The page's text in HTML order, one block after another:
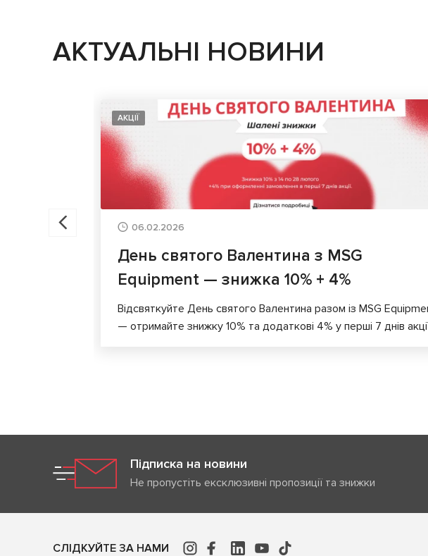
АКТУАЛЬНІ НОВИНИ
АКЦІЇ
06.02.2026
День святого Валентина з MSG
Equipment — знижка 10% + 4%
Відсвяткуйте День святого Валентина разом із MSG
— отримайте знижку 10% та додаткові 4% у перші 7 днів
Підписка на новини
Не пропустіть ексклюзивні пропозиції та знижки
СЛІДКУЙТЕ ЗА НАМИ